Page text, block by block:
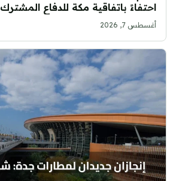
احتفاءً باتفاقية مكة للدفاع المشترك
أغسطس 7, 2026